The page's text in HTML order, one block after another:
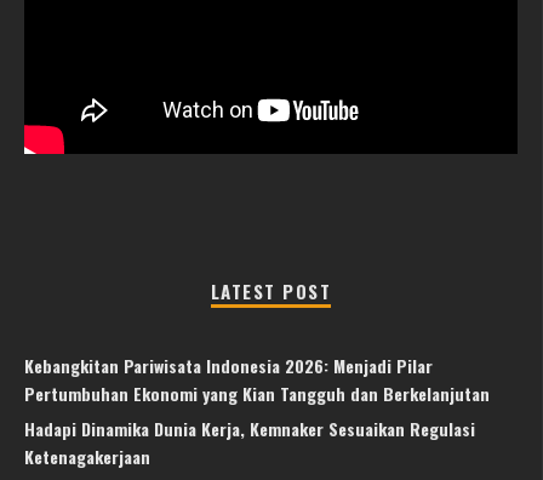
LATEST POST
Kebangkitan Pariwisata Indonesia 2026: Menjadi Pilar
Pertumbuhan Ekonomi yang Kian Tangguh dan Berkelanjutan
Hadapi Dinamika Dunia Kerja, Kemnaker Sesuaikan Regulasi
Ketenagakerjaan